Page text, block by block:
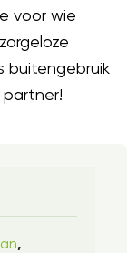
voor wie
buitengebruik
,